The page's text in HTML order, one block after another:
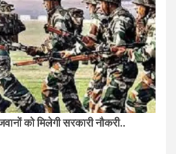
को मिलेगी सरकारी नौकरी..